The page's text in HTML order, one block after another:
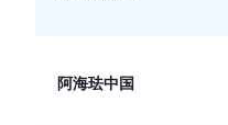
阿海珐中国